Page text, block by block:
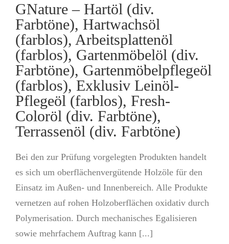
GNature – Hartöl (div.
Farbtöne), Hartwachsöl
(farblos), Arbeitsplattenöl
(farblos), Gartenmöbelöl (div.
Farbtöne), Gartenmöbelpflegeöl
(farblos), Exklusiv Leinöl-
Pflegeöl (farblos), Fresh-
Coloröl (div. Farbtöne),
Terrassenöl (div. Farbtöne)
Bei den zur Prüfung vorgelegten Produkten handelt
es sich um oberflächenvergütende Holzöle für den
Einsatz im Außen- und Innenbereich. Alle Produkte
vernetzen auf rohen Holzoberflächen oxidativ durch
Polymerisation. Durch mechanisches Egalisieren
sowie mehrfachem Auftrag kann [...]